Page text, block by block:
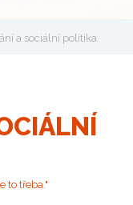
a sociální politika
to třeba."